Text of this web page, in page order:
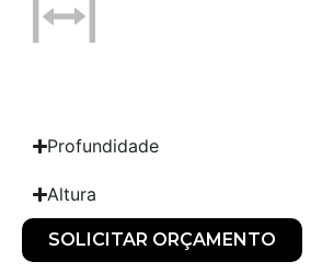
Profundidade
Altura
SOLICITAR ORÇAMENTO